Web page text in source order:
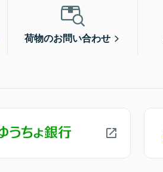
荷物のお問い合わせ